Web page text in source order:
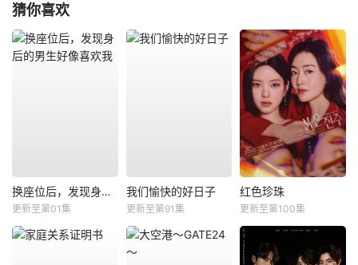
猜你喜欢
换座位后，发现身后的男生好像喜欢我
更新至第01集
我们愉快的好日子
更新至第91集
红色珍珠
更新至第100集